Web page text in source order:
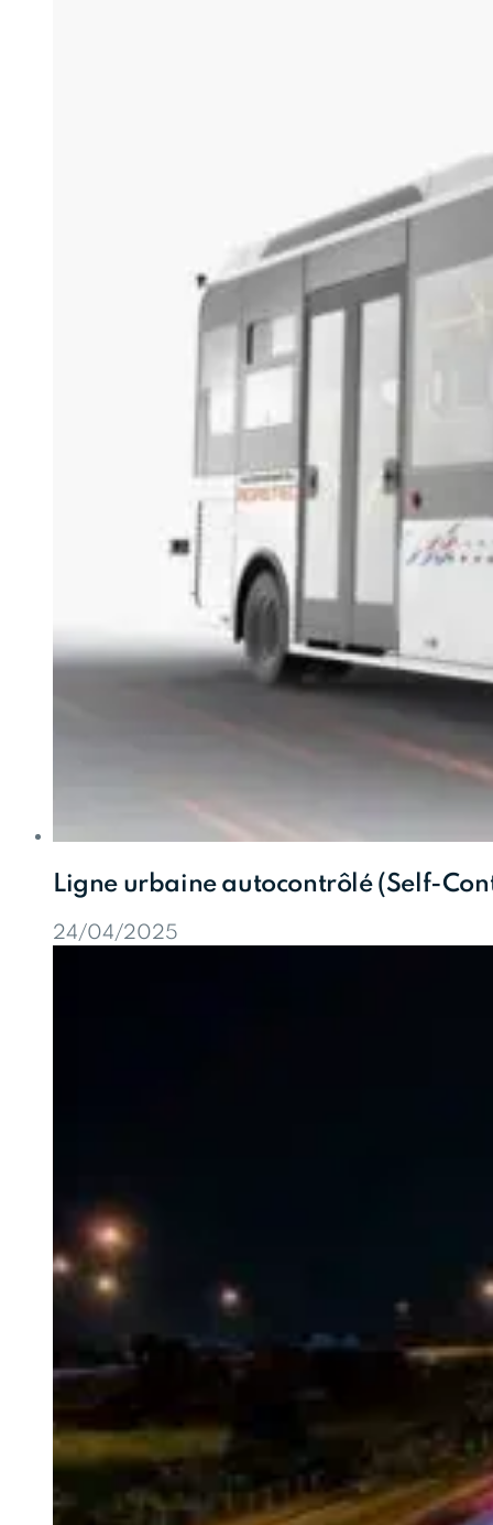
Ligne urbaine autocontrôlé (Self-
24/04/2025